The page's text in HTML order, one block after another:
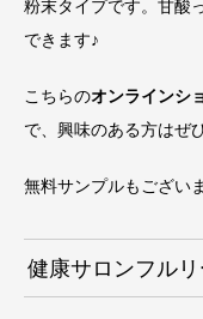
粉末タイプです。甘酸
できます♪
こちらのオンラインシ
で、興味のある方はぜ
無料サンプルもござい
健康サロンフル